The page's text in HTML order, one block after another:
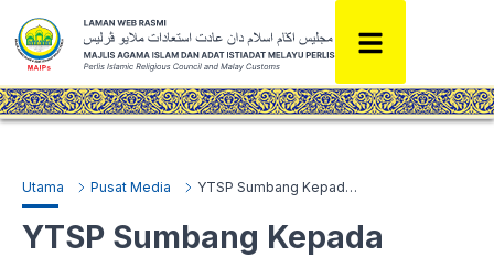
Utama Pusat Media YTSP Sumbang Kepada Petugas Rejimen 504 Askar Wataniah
YTSP Sumbang Kepada